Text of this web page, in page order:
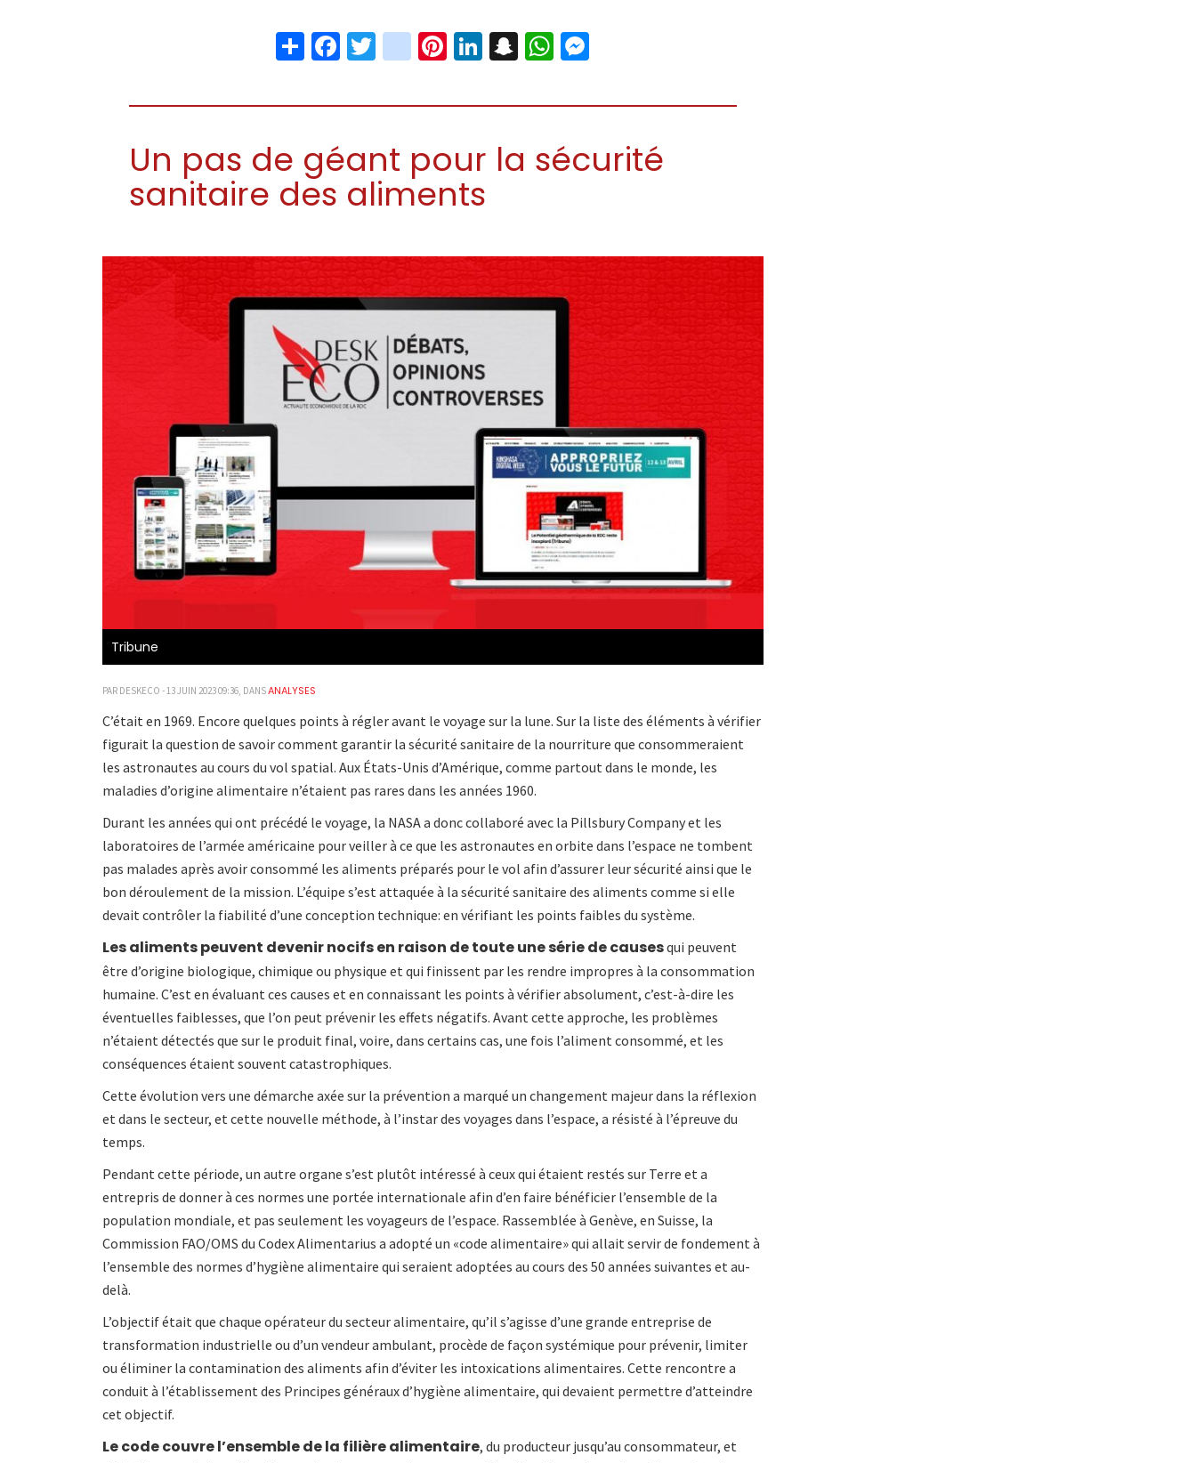
ShareFacebook
Twitter
instagram
Pinterest
LinkedIn
Snapchat
WhatsApp
Un pas de géant pour la sécurité
sanitaire des aliments
Tribune
PAR DESKECO - 13 JUIN 2023 09:36, DANSANALYSES
C’était en 1969. Encore quelques points à régler avant le voyage sur la lune. Sur la liste des éléments à vérifier
figurait la question de savoir comment garantir la sécurité sanitaire de la nourriture que consommeraient
les astronautes au cours du vol spatial. Aux États-Unis d’Amérique, comme partout dans le monde, les
maladies d’origine alimentaire n’étaient pas rares dans les années 1960.
Durant les années qui ont précédé le voyage, la NASA a donc collaboré avec la Pillsbury Company et les
laboratoires de l’armée américaine pour veiller à ce que les astronautes en orbite dans l’espace ne tombent
pas malades après avoir consommé les aliments préparés pour le vol afin d’assurer leur sécurité ainsi que le
bon déroulement de la mission. L’équipe s’est attaquée à la sécurité sanitaire des aliments comme si elle
devait contrôler la fiabilité d’une conception technique: en vérifiant les points faibles du système.
Les aliments peuvent devenir nocifs en raison de toute une série de causesqui peuvent
être d’origine biologique, chimique ou physique et qui finissent par les rendre impropres à la consommation
humaine. C’est en évaluant ces causes et en connaissant les points à vérifier absolument, c’est-à-dire les
éventuelles faiblesses, que l’on peut prévenir les effets négatifs. Avant cette approche, les problèmes
n’étaient détectés que sur le produit final, voire, dans certains cas, une fois l’aliment consommé, et les
conséquences étaient souvent catastrophiques.
Cette évolution vers une démarche axée sur la prévention a marqué un changement majeur dans la réflexion
et dans le secteur, et cette nouvelle méthode, à l’instar des voyages dans l’espace, a résisté à l’épreuve du
temps.
Pendant cette période, un autre organe s’est plutôt intéressé à ceux qui étaient restés sur Terre et a
entrepris de donner à ces normes une portée internationale afin d’en faire bénéficier l’ensemble de la
population mondiale, et pas seulement les voyageurs de l’espace. Rassemblée à Genève, en Suisse, la
Commission FAO/OMS du Codex Alimentarius a adopté un «code alimentaire» qui allait servir de fondement à
l’ensemble des normes d’hygiène alimentaire qui seraient adoptées au cours des 50 années suivantes et au-
delà.
L’objectif était que chaque opérateur du secteur alimentaire, qu’il s’agisse d’une grande entreprise de
transformation industrielle ou d’un vendeur ambulant, procède de façon systémique pour prévenir, limiter
ou éliminer la contamination des aliments afin d’éviter les intoxications alimentaires. Cette rencontre a
conduit à l’établissement des Principes généraux d’hygiène alimentaire, qui devaient permettre d’atteindre
cet objectif.
Le code couvre l’ensemble de la filière alimentaire, du producteur jusqu’au consommateur, et